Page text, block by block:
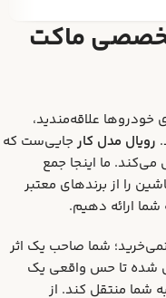
ماکت
علاقه‌مندید،
رویال مدل کار جایی‌ست که
می‌کند. ما اینجا جمع
را از برندهای معتبر
شما ارائه دهیم.
شما صاحب یک اثر
شده تا حس واقعی یک
شما منتقل کند. از